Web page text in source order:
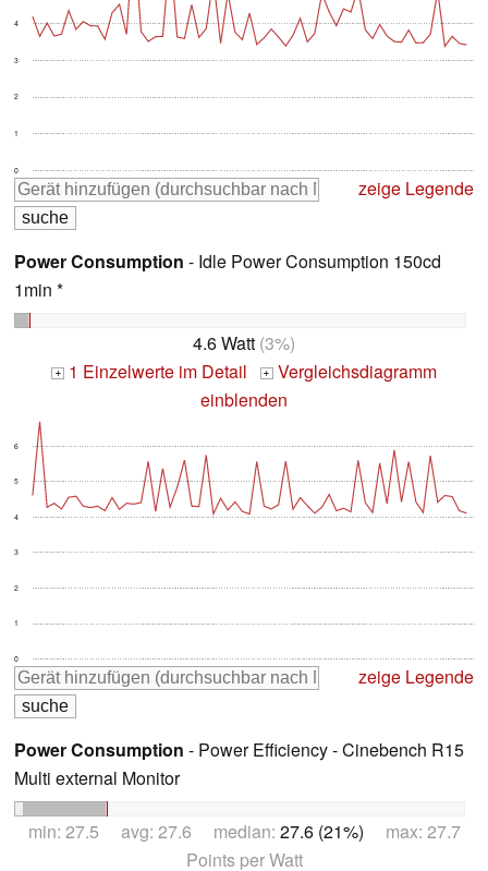
0
1
2
3
4
zeige Legende
Power Consumption - Idle Power Consumption 150cd
1min *
4.6 Watt (3%)
+ 1 Einzelwerte im Detail + Vergleichsdiagramm
einblenden
0
1
2
3
4
5
6
zeige Legende
Power Consumption - Power Efficiency - Cinebench R15
Multi external Monitor
min: 27.5 avg: 27.6 median: 27.6 (21%) max: 27.7
Points per Watt